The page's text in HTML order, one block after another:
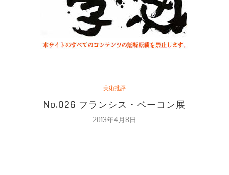
美術批評
No.026 フランシス・ベーコン展
2013年4月8日